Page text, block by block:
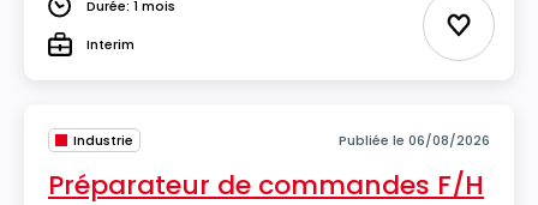
DuréeDurée: 1 mois
TypeInterim Ajouter
Industrie Publiée le 06/08/2026
Préparateur de commandes F/H